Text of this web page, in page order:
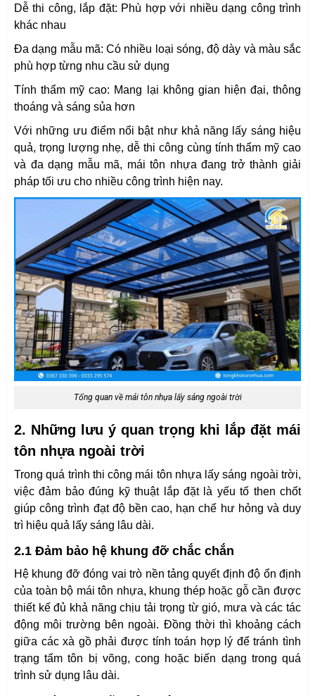
Dễ thi công, lắp đặt: Phù hợp với nhiều dạng công trình
khác nhau
Đa dạng mẫu mã: Có nhiều loại sóng, độ dày và màu sắc
phù hợp từng nhu cầu sử dụng
Tính thẩm mỹ cao: Mang lại không gian hiện đại, thông
thoáng và sáng sủa hơn
Với những ưu điểm nổi bật như khả năng lấy sáng hiệu
quả, trọng lượng nhẹ, dễ thi công cùng tính thẩm mỹ cao
và đa dạng mẫu mã, mái tôn nhựa đang trở thành giải
pháp tối ưu cho nhiều công trình hiện nay.
Tổng quan về mái tôn nhựa lấy sáng ngoài trời
2. Những lưu ý quan trọng khi lắp đặt mái
tôn nhựa ngoài trời
Trong quá trình thi công mái tôn nhựa lấy sáng ngoài trời,
việc đảm bảo đúng kỹ thuật lắp đặt là yếu tố then chốt
giúp công trình đạt độ bền cao, hạn chế hư hỏng và duy
trì hiệu quả lấy sáng lâu dài.
2.1 Đảm bảo hệ khung đỡ chắc chắn
Hệ khung đỡ đóng vai trò nền tảng quyết định độ ổn định
của toàn bộ mái tôn nhựa, khung thép hoặc gỗ cần được
thiết kế đủ khả năng chịu tải trọng từ gió, mưa và các tác
động môi trường bên ngoài. Đồng thời thì khoảng cách
giữa các xà gồ phải được tính toán hợp lý để tránh tình
trạng tấm tôn bị võng, cong hoặc biến dạng trong quá
trình sử dụng lâu dài.